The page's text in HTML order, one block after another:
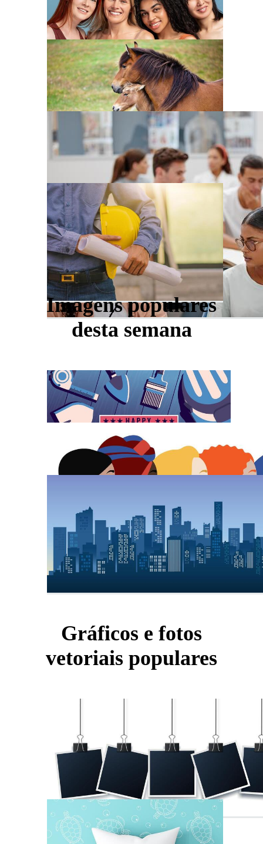
Imagens populares
desta semana
Gráficos e fotos
vetoriais populares